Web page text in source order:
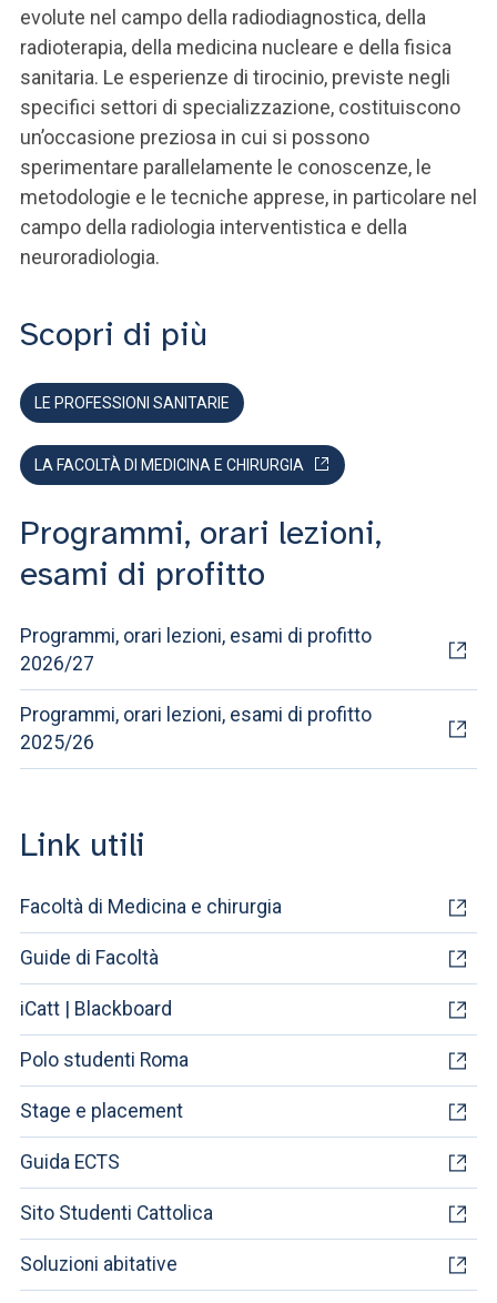
evolute nel campo della radiodiagnostica, della
radioterapia, della medicina nucleare e della fisica
sanitaria. Le esperienze di tirocinio, previste negli
specifici settori di specializzazione, costituiscono
un’occasione preziosa in cui si possono
sperimentare parallelamente le conoscenze, le
metodologie e le tecniche apprese, in particolare nel
campo della radiologia interventistica e della
neuroradiologia.
Scopri di più
LE PROFESSIONI SANITARIE
LA FACOLTÀ DI MEDICINA E CHIRURGIA
Programmi, orari lezioni,
esami di profitto
Programmi, orari lezioni, esami di profitto
2026/27
Programmi, orari lezioni, esami di profitto
2025/26
Link utili
Facoltà di Medicina e chirurgia
Guide di Facoltà
iCatt | Blackboard
Polo studenti Roma
Stage e placement
Guida ECTS
Sito Studenti Cattolica
Soluzioni abitative